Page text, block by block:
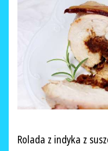
Rolada z indyka z